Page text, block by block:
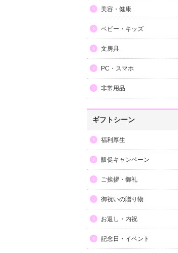
美容・健康
ベビー・キッズ
文房具
PC・スマホ
非常用品
ギフトシーン
福利厚生
販促キャンペーン
ご挨拶・御礼
御祝いの贈り物
お返し・内祝
記念日・イベント